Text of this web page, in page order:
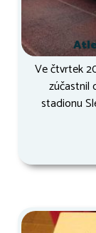
Ve čtvrtek
zúčastnil
stadionu